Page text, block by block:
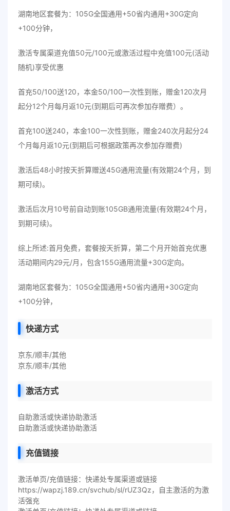
湖南地区套餐为：105G全国通用+50省内通用+30G定向
+100分钟，
激活专属渠道充值50元/100元或激活过程中充值100元(活动
随机)享受优惠
首充50/100送120，本金50/100一次性到账，赠金120次月
起分12个月每月返10元(到期后可再次参加存赠费）。
首充100送240，本金100一次性到账，赠金240次月起分24
个月每月返10元(到期后可根据政策再次参加存赠费)
激活后48小时按天折算赠送45G通用流量(有效期24个月，到
期可续)。
激活后次月10号前自动到账105GB通用流量(有效期24个月，
到期可续)。
综上所述:首月免费，套餐按天折算，第二个月开始首充优惠
活动期间内29元/月，包含155G通用流量+30G定向。
湖南地区套餐为：105G全国通用+50省内通用+30G定向
+100分钟，
快递方式
京东/顺丰/其他
京东/顺丰/其他
激活方式
自助激活或快递协助激活
自助激活或快递协助激活
充值链接
激活单页/充值链接：快递处专属渠道或链接
https://wapzj.189.cn/svchub/sl/rUZ3Qz，自主激活的为激
活强充